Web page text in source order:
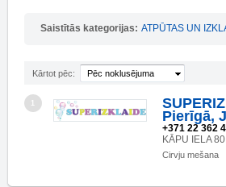
Saistītās kategorijas: ATPŪTAS UN
Kārtot pēc: Pēc noklusējuma
1
Pierīgā,
+371 22 362
KĀPU IELA
Cirvju mešana